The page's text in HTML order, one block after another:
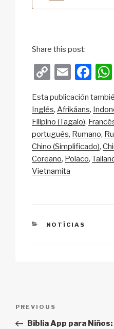
Share this post:
C
p
y
Li
n
k
E
ail
F
c
e
b
o
Esta publicación
Inglés Afrikáans
Filipino (Tagalo)
portugués Rumano
Chino (Simplificado)
Coreano Polaco
Vietnamita
CATEGORIES
NOTÍCIAS
Previous
Post
PREVIOUS
Biblia App para